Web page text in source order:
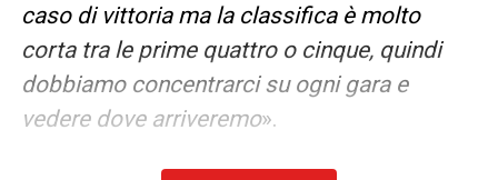
caso di vittoria ma la classifica è molto
corta tra le prime quattro o cinque, quindi
dobbiamo concentrarci su ogni gara e
vedere dove arriveremo».